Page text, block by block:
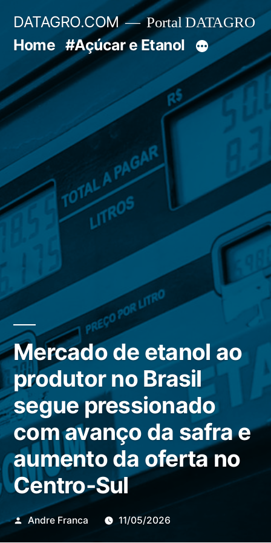
conteúdo
DATAGRO.COM Portal DATAGRO
Home #Açúcar e Etanol
Mercado de etanol ao
produtor no Brasil
segue pressionado
com avanço da safra e
aumento da oferta no
Centro-Sul
Publicado
Andre Franca 11/05/2026